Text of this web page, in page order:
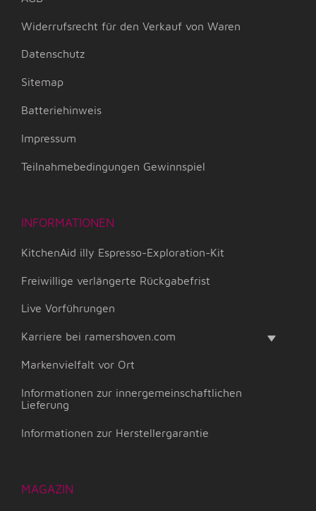
Widerrufsrecht für den Verkauf von Waren
Datenschutz
Sitemap
Batteriehinweis
Impressum
Teilnahmebedingungen Gewinnspiel
INFORMATIONEN
KitchenAid illy Espresso-Exploration-Kit
Freiwillige verlängerte Rückgabefrist
Live Vorführungen
Karriere bei ramershoven.com
Markenvielfalt vor Ort
Informationen zur innergemeinschaftlichen
Lieferung
Informationen zur Herstellergarantie
MAGAZIN